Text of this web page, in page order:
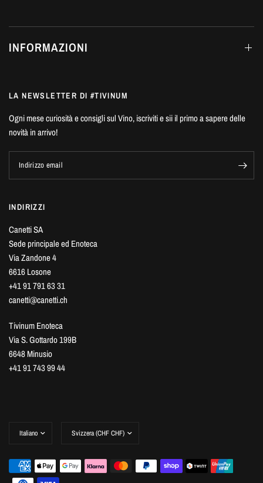
INFORMAZIONI
LA NEWSLETTER DI #TIVINUM
Ogni mese curiosità e consigli sul Vino, iscriviti e sii il primo a sapere delle
novità in arrivo!
Indirizzo email
INDIRIZZI
Canetti SA
Sede principale ed Enoteca
Via Zandone 4
6616 Losone
+41 91 791 63 31
canetti@canetti.ch
Tivinum Enoteca
Via S. Gottardo 199B
6648 Minusio
+41 91 743 99 44
paese/area
paese/area